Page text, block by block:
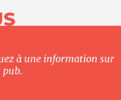
à une information sur
pub.